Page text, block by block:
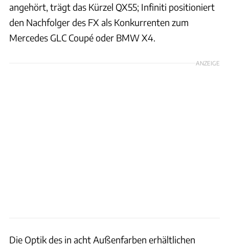
angehört, trägt das Kürzel QX55; Infiniti positioniert
den Nachfolger des FX als Konkurrenten zum
Mercedes GLC Coupé oder BMW X4.
ANZEIGE
Die Optik des in acht Außenfarben erhältlichen